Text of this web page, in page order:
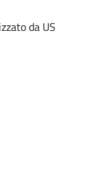
da US